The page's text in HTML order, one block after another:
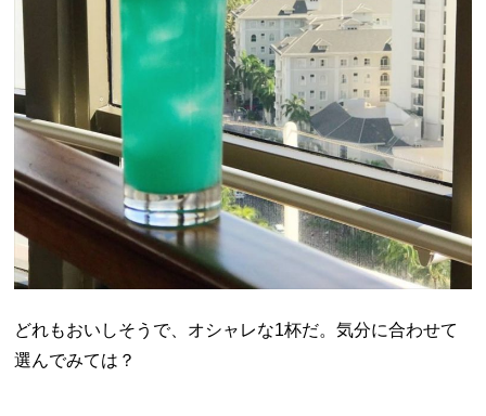
どれもおいしそうで、オシャレな1杯だ。気分に合わせて
選んでみては？